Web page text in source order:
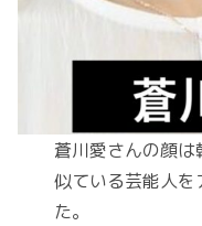
蒼川愛さんの顔は
似ている芸能人
た。